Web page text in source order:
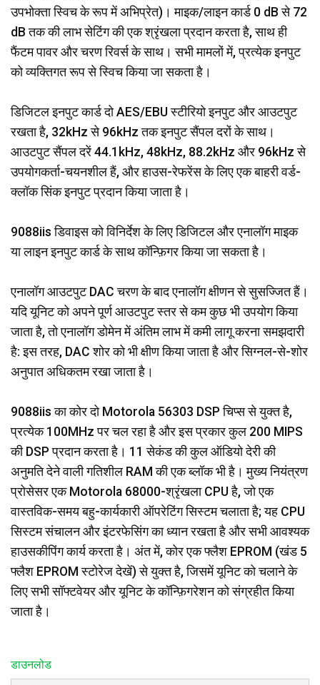
उपभोक्ता स्विच के रूप में अभिप्रेत)। माइक/लाइन कार्ड 0 dB से 72
dB तक की लाभ सेटिंग की एक श्रृंखला प्रदान करता है, साथ ही
फैंटम पावर और चरण रिवर्स के साथ। सभी मामलों में, प्रत्येक इनपुट
को व्यक्तिगत रूप से स्विच किया जा सकता है।
डिजिटल इनपुट कार्ड दो AES/EBU स्टीरियो इनपुट और आउटपुट
रखता है, 32kHz से 96kHz तक इनपुट सैंपल दरों के साथ।
आउटपुट सैंपल दरें 44.1kHz, 48kHz, 88.2kHz और 96kHz से
उपयोगकर्ता-चयनशील हैं, और हाउस-रेफरेंस के लिए एक बाहरी वर्ड-
क्लॉक सिंक इनपुट प्रदान किया जाता है।
9088iis डिवाइस को विनिर्देश के लिए डिजिटल और एनालॉग माइक
या लाइन इनपुट कार्ड के साथ कॉन्फ़िगर किया जा सकता है।
एनालॉग आउटपुट DAC चरण के बाद एनालॉग क्षीणन से सुसज्जित हैं।
यदि यूनिट को अपने पूर्ण आउटपुट स्तर से कम कुछ भी उपयोग किया
जाता है, तो एनालॉग डोमेन में अंतिम लाभ में कमी लागू करना समझदारी
है: इस तरह, DAC शोर को भी क्षीण किया जाता है और सिग्नल-से-शोर
अनुपात अधिकतम रखा जाता है।
9088iis का कोर दो Motorola 56303 DSP चिप्स से युक्त है,
प्रत्येक 100MHz पर चल रहा है और इस प्रकार कुल 200 MIPS
की DSP प्रदान करता है। 11 सेकंड की कुल ऑडियो देरी की
अनुमति देने वाली गतिशील RAM की एक ब्लॉक भी है। मुख्य नियंत्रण
प्रोसेसर एक Motorola 68000-श्रृंखला CPU है, जो एक
वास्तविक-समय बहु-कार्यकारी ऑपरेटिंग सिस्टम चलाता है; यह CPU
सिस्टम संचालन और इंटरफेसिंग का ध्यान रखता है और सभी आवश्यक
हाउसकीपिंग कार्य करता है। अंत में, कोर एक फ्लैश EPROM (खंड 5
फ्लैश EPROM स्टोरेज देखें) से युक्त है, जिसमें यूनिट को चलाने के
लिए सभी सॉफ्टवेयर और यूनिट के कॉन्फ़िगरेशन को संग्रहीत किया
जाता है।
डाउनलोड